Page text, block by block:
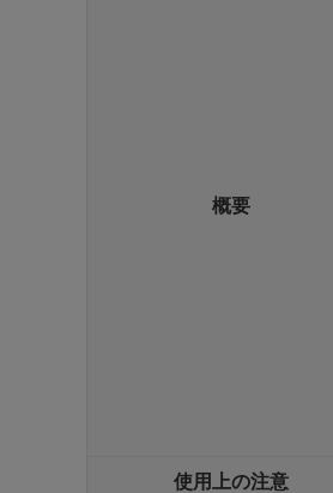
概要
使用上の注意